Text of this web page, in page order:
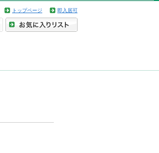
トップページ 即入居可